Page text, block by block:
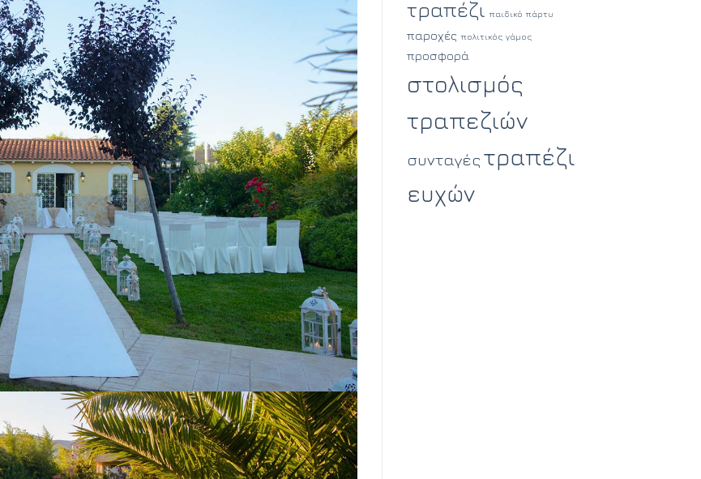
τραπέζι παιδικό πάρτυ
παροχές πολιτικός γάμος
προσφορά
στολισμός
τραπεζιών
συνταγές τραπέζι
ευχών